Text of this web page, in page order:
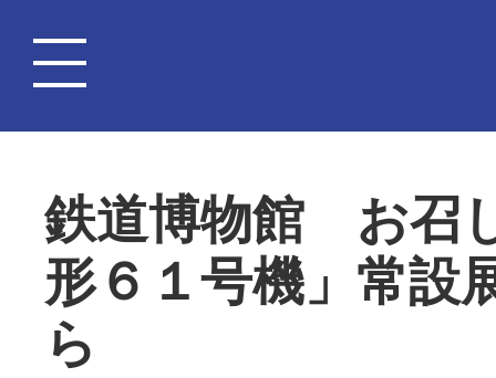
鉄道博物館 お召
形６１号機」常
ら